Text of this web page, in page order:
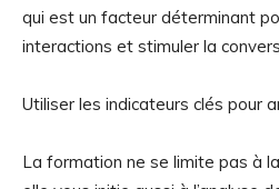
qui est un facteur déterminant
interactions et stimuler la
Utiliser les indicateurs clés pour
La formation ne se limite pas à